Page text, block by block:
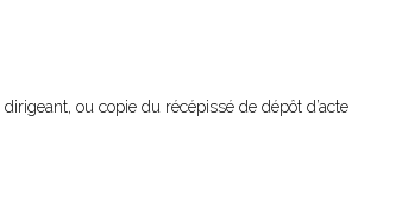
ou copie du récépissé de dépôt d’acte